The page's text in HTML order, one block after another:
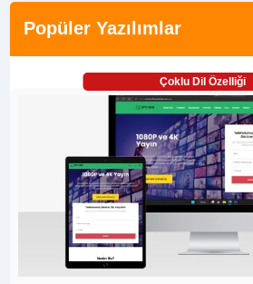
Popüler Yazılımlar
Çoklu Dil Özelliği